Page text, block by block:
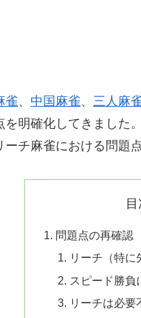
雀、 中国麻雀、 三人麻
明確化してきました。
チ麻雀における問題
目
問題点の再確認
リーチ（特に
スピード勝負
リーチは必要